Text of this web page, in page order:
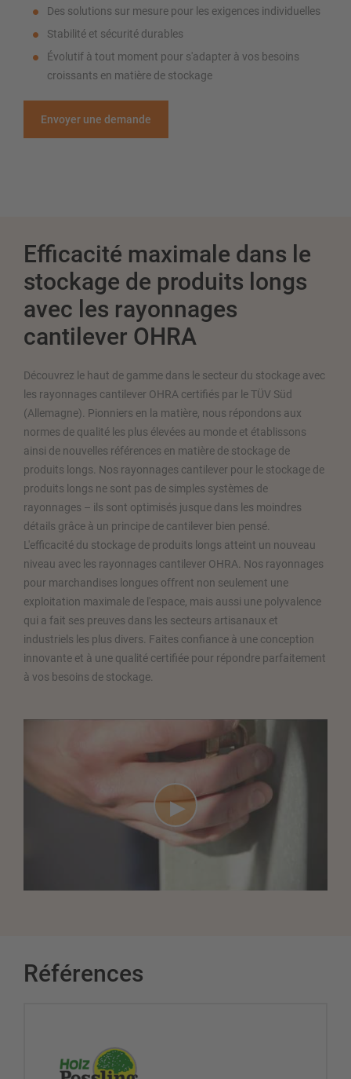
Des solutions sur mesure pour les exigences individuelles
Stabilité et sécurité durables
Évolutif à tout moment pour s'adapter à vos besoins
croissants en matière de stockage
Envoyer une demande
Efficacité maximale dans le
stockage de produits longs
avec les rayonnages
cantilever OHRA
Découvrez le haut de gamme dans le secteur du stockage avec
les rayonnages cantilever OHRA certifiés par le TÜV Süd
(Allemagne). Pionniers en la matière, nous répondons aux
normes de qualité les plus élevées au monde et établissons
ainsi de nouvelles références en matière de stockage de
produits longs. Nos rayonnages cantilever pour le stockage de
produits longs ne sont pas de simples systèmes de
rayonnages – ils sont optimisés jusque dans les moindres
détails grâce à un principe de cantilever bien pensé.
L'efficacité du stockage de produits longs atteint un nouveau
niveau avec les rayonnages cantilever OHRA. Nos rayonnages
pour marchandises longues offrent non seulement une
exploitation maximale de l'espace, mais aussi une polyvalence
qui a fait ses preuves dans les secteurs artisanaux et
industriels les plus divers. Faites confiance à une conception
innovante et à une qualité certifiée pour répondre parfaitement
à vos besoins de stockage.
Références